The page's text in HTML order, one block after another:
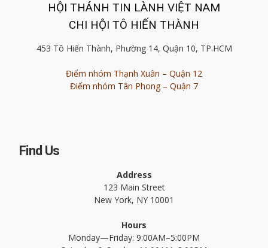
HỘI THÁNH TIN LÀNH VIỆT NAM
CHI HỘI TÔ HIẾN THÀNH
453 Tô Hiến Thành, Phường 14, Quận 10, TP.HCM
Điểm nhóm Thạnh Xuân – Quận 12
Điểm nhóm Tân Phong – Quận 7
Find Us
Address
123 Main Street
New York, NY 10001
Hours
Monday—Friday: 9:00AM–5:00PM